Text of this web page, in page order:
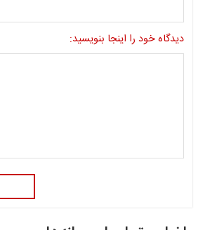
دیدگاه خود را اینجا بنویسید: